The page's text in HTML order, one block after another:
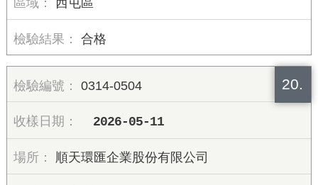
西屯區
合格
20.
0314-0504
2026-05-11
順天環匯企業股份有限公司